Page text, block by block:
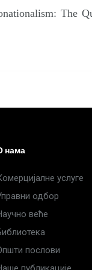
The
нама
услуге
одбор
веће
послови